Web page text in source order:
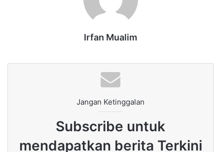
Irfan Mualim
Jangan Ketinggalan
Subscribe untuk
mendapatkan berita Terkini